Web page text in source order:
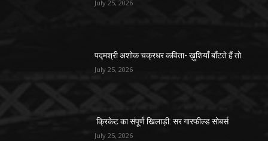
July 25, 2026
पद्मश्री अशोक चक्रधर कविता- ख़ुशियाँ बाँटते हैं तो
July 25, 2026
क्रिकेट का संपूर्ण खिलाड़ी: सर गारफील्ड सोबर्स
July 25, 2026